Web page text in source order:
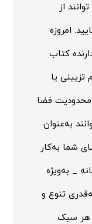
از
امروزه
کتاب
تزیینی یا
محدودیت فضا
به‌عنوان
شما به‌کار
_ به‌ویژه
تنوع و
هر سبک